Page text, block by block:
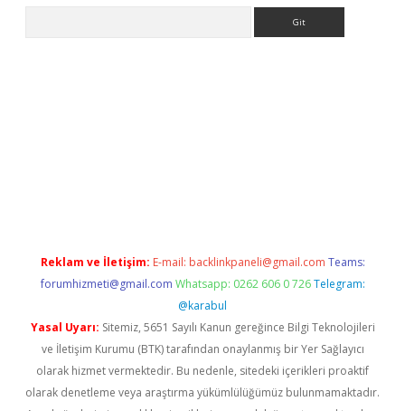
Reklam ve İletişim: E-mail: backlinkpaneli@gmail.com Teams:
forumhizmeti@gmail.com Whatsapp: 0262 606 0 726 Telegram:
@karabul
Yasal Uyarı: Sitemiz, 5651 Sayılı Kanun gereğince Bilgi Teknolojileri
ve İletişim Kurumu (BTK) tarafından onaylanmış bir Yer Sağlayıcı
olarak hizmet vermektedir. Bu nedenle, sitedeki içerikleri proaktif
olarak denetleme veya araştırma yükümlülüğümüz bulunmamaktadır.